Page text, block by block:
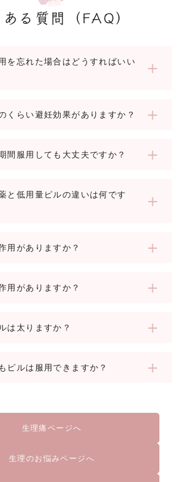
ある質問（FAQ）
を忘れた場合はどうすればいい
くらい避妊効果がありますか？
間服用しても大丈夫ですか？
と低用量ピルの違いは何です
用がありますか？
用がありますか？
は太りますか？
ピルは服用できますか？
生理痛ページへ
生理のお悩みページへ